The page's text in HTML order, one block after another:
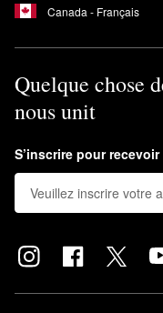
Canada - Français
Quelque chose
nous unit
S’inscrire pour